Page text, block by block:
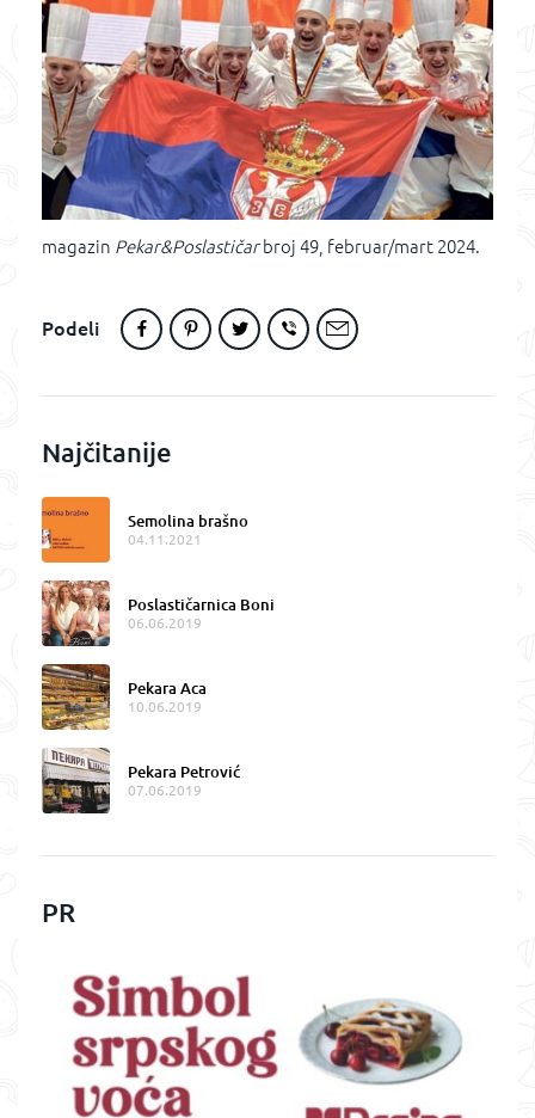
magazin Pekar&Poslastičarbroj 49, februar/mart 2024.
Podeli
Najčitanije
Semolina brašno
04.11.2021
Poslastičarnica Boni
06.06.2019
Pekara Aca
10.06.2019
Pekara Petrović
07.06.2019
PR